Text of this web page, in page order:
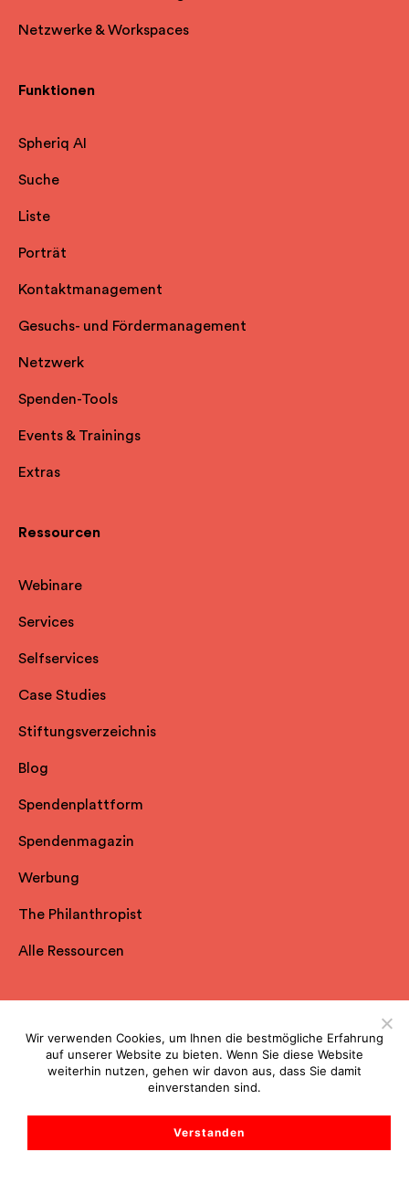
Netzwerke & Workspaces
Funktionen
Spheriq AI
Suche
Liste
Porträt
Kontaktmanagement
Gesuchs- und Fördermanagement
Netzwerk
Spenden-Tools
Events & Trainings
Extras
Ressourcen
Webinare
Services
Selfservices
Case Studies
Stiftungsverzeichnis
Blog
Spendenplattform
Spendenmagazin
Werbung
The Philanthropist
Alle Ressourcen
Über uns
Wir verwenden Cookies, um Ihnen die bestmögliche Erfahrung
auf unserer Website zu bieten. Wenn Sie diese Website
weiterhin nutzen, gehen wir davon aus, dass Sie damit
einverstanden sind.
Verstanden